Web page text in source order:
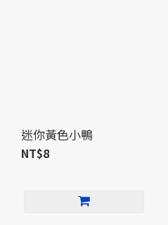
迷你黃色小鴨
NT$8